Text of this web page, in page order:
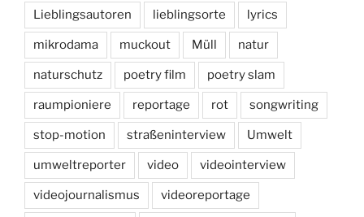
Lieblingsautoren lieblingsorte lyrics
mikrodama muckout Müll natur
naturschutz poetry film poetry slam
raumpioniere reportage rot songwriting
stop-motion straßeninterview Umwelt
umweltreporter video videointerview
videojournalismus videoreportage